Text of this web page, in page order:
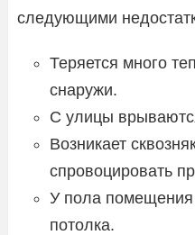
следующими
Теряется много
снаружи.
С улицы
Возникает
спровоцировать
У пола помещения
потолка.